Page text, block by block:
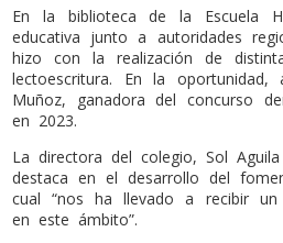
En la biblioteca de la Escuela
educativa junto a autoridades
hizo con la realización de
lectoescritura. En la
Muñoz, ganadora del concurso
en 2023.
La directora del colegio, Sol
destaca en el desarrollo del
cual “nos ha llevado a recibir un
en este ámbito”.